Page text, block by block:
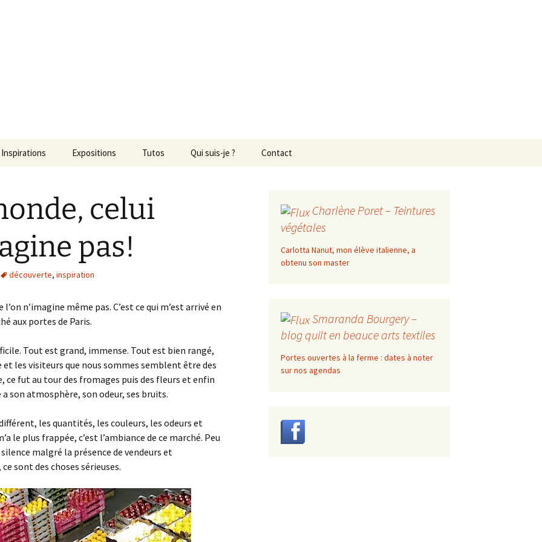
Inspirations Expositions Tutos Qui suis-je ? Contact
celui
pas!
découverte, inspiration
n’imagine même pas. C’est ce qui m’est arrivé en
aux portes de Paris.
Tout est grand, immense. Tout est bien rangé,
et les visiteurs que nous sommes semblent être des
ce fut au tour des fromages puis des fleurs et enfin
son atmosphère, son odeur, ses bruits.
les quantités, les couleurs, les odeurs et
le plus frappée, c’est l’ambiance de ce marché. Peu
silence malgré la présence de vendeurs et
sont des choses sérieuses.
Charlène Poret – Teintures
végétales
Carlotta Nanut, mon élève italienne, a
obtenu son master
Smaranda Bourgery –
blog quilt en beauce arts textiles
Portes ouvertes à la ferme : dates à noter
sur nos agendas